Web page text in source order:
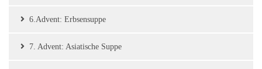
6.Advent: Erbsensuppe
7. Advent: Asiatische Suppe